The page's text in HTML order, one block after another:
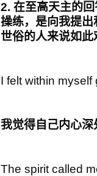
2. 在至高天主的
操练，是向我提
世俗的人来说如
I felt within
我觉得自己内心
The spirit called